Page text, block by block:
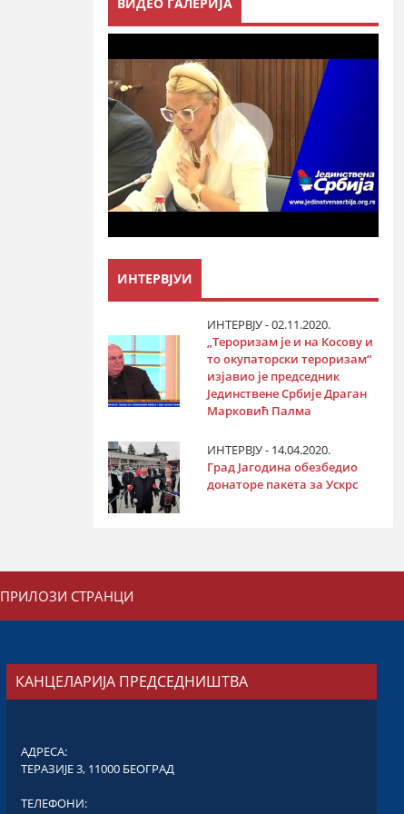
ИНТЕРВЈУИ
ИНТЕРВЈУ - 02.11.2020.
„Тероризам је и на Косову и
то окупаторски тероризам“
изјавио је председник
Јединствене Србије Драган
Марковић Палма
ИНТЕРВЈУ - 14.04.2020.
Град Јагодина обезбедио
донаторе пакета за Ускрс
ПРИЛОЗИ СТРАНЦИ
КАНЦЕЛАРИЈА ПРЕДСЕДНИШТВА
АДРЕСА:
ТЕРАЗИЈЕ 3, 11000 БЕОГРАД
ТЕЛЕФОНИ: